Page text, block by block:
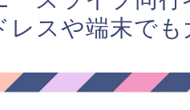
レスや端末でも